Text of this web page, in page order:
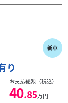
新車
り
お支払総額（税込）
40.85万円